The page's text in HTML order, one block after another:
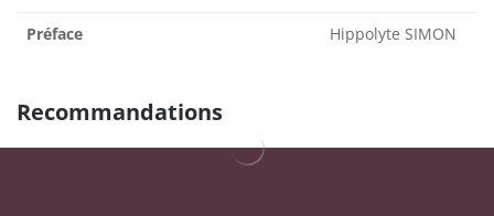
Préface Hippolyte SIMON
Recommandations